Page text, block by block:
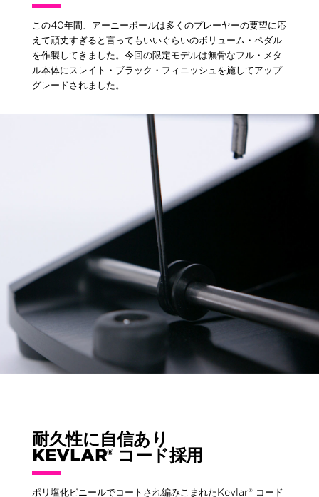
この40年間、アーニーボールは多くのプレーヤーの要望に応
えて頑丈すぎると言ってもいいぐらいのボリューム・ペダル
を作製してきました。今回の限定モデルは無骨なフル・メタ
ル本体にスレイト・ブラック・フィニッシュを施してアップ
グレードされました。
耐久性に自信あり
KEVLAR® コード採用
ポリ塩化ビニールでコートされ編みこまれたKevlar® コード